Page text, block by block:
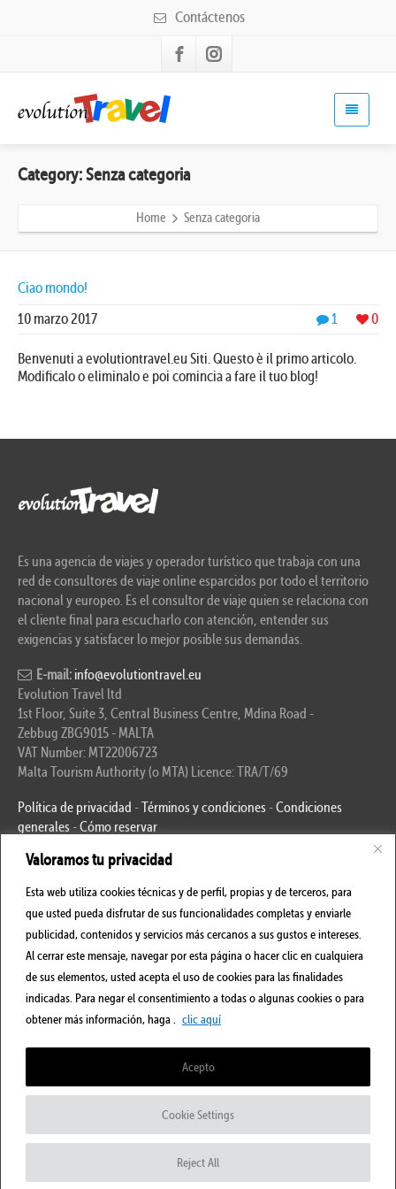
Valoramos tu privacidad
Esta web utiliza cookies técnicas y de perfil, propias y de terceros, para
que usted pueda disfrutar de sus funcionalidades completas y enviarle
publicidad, contenidos y servicios más cercanos a sus gustos e intereses.
Al cerrar este mensaje, navegar por esta página o hacer clic en cualquiera
de sus elementos, usted acepta el uso de cookies para las finalidades
indicadas. Para negar el consentimiento a todas o algunas cookies o para
obtener más información, haga .
clic aquí
Cookie Settings
Reject All
Acepto
Contáctenos
Category: Senza categoria
Home Senza categoria
Ciao mondo!
1
0
10 marzo 2017
Benvenuti a evolutiontravel.eu Siti. Questo è il primo articolo.
Modificalo o eliminalo e poi comincia a fare il tuo blog!
Es una agencia de viajes y operador turístico que trabaja con una
red de consultores de viaje online esparcidos por todo el territorio
nacional y europeo. Es el consultor de viaje quien se relaciona con
el cliente final para escucharlo con atención, entender sus
exigencias y satisfacer lo mejor posible sus demandas.
E-mail: info@evolutiontravel.eu
Evolution Travel ltd
1st Floor, Suite 3, Central Business Centre, Mdina Road -
Zebbug ZBG9015 - MALTA
VAT Number: MT22006723
Malta Tourism Authority (o MTA) Licence: TRA/T/69
Política de privacidad -Términos y condiciones -Condiciones
generales -Cómo reservar
Páginas interesantes
Evolution Travel en el mundo
El que soy asesores de viajes en línea
Los Consultores Operador Turístico
Instalaciones Turísticas
Evolution Travel